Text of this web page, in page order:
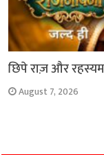
छिपे राज़ और
August 7, 2026